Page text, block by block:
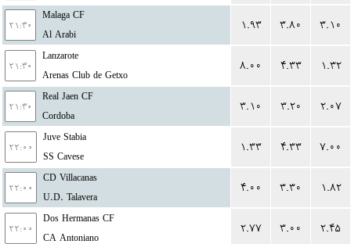
۲۱:۳۰
Malaga CF
Al Arabi
۱.۹۳ ۳.۸۰ ۳.۱۰
۲۱:۳۰
Lanzarote
Arenas Club de Getxo
۸.۰۰ ۴.۳۳ ۱.۳۲
۲۱:۳۰
Real Jaen CF
Cordoba
۳.۱۰ ۳.۲۰ ۲.۰۷
۲۲:۰۰
Juve Stabia
SS Cavese
۱.۳۳ ۴.۳۳ ۷.۰۰
۲۲:۰۰
CD Villacanas
U.D. Talavera
۴.۰۰ ۳.۳۰ ۱.۸۲
۲۲:۰۰
Dos Hermanas CF
CA Antoniano
۲.۷۷ ۳.۰۰ ۲.۴۵